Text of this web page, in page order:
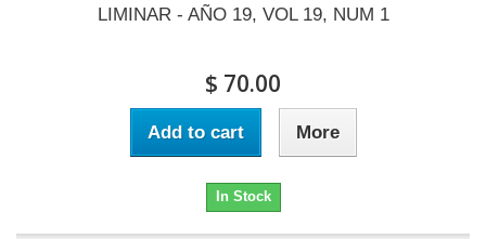
LIMINAR - AÑO 19, VOL 19, NUM 1
$ 70.00
Add to cart More
In Stock